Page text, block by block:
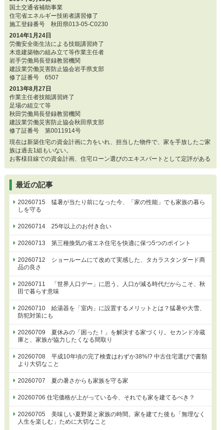
国土交通省補助事業
住宅省エネルギー技術者講習修了
施工登録番号 秋田県013-05-C0230
2014年1月24日
労働安全衛生法による技能講習終了
木造建築物の組み立て等作業主任者
岩手労働局長登録教習機関
建設業労働災害防止協会岩手県支部
修了証番号 6507
2013年8月27日
作業主任者技能講習終了
足場の組立て等
秋田労働局長登録教習機関
建設業労働災害防止協会秋田県支部
修了証番号 第0011914号
現在は新築住宅の資金計画に力をいれ、担当した物件で、家を手放したご家
族は過去1組もいない。
お客様目線での資金計画、住宅ローン選びのエキスパートとして定評がある
最近の記事
20260715 猛暑が当たり前になった今、「家の性能」でも家族の暮ら
しを守る
20260714 25年以上のお付き合い
20260713 第三種換気の省エネ住宅を快適に保つ5つのポイント
20260712 ショールームにて改めて実感した、タカラスタンダード商
品の良さ
20260711 「世界人口デー」に思う。人口が減る時代だからこそ、秋
田で暮らす意味
20260710 給湯器を「室内」に設置するメリットとは？猛暑や大雪、
防犯対策にも
20260709 夏休みの「困った！」を解決する家づくり。セカンド冷蔵
庫と、家族が協力したくなる間取り
20260708 平成10年頃の完了検査はわずか38%!? 中古住宅選びで書類
より大切なこと
20260707 夏の暑さからも家族を守る家
20260706 住宅価格が上がっている今、それでも家を建てるべき？
20260705 美味しい夏野菜と家族の時間。家を建てた後も「無理なく
人生を楽しむ」ために大切なこと